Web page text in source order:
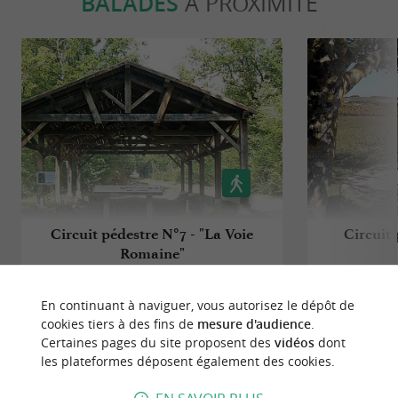
Circuit pédestre N°7 - "La Voie
Romaine"
Circuit
En continuant à naviguer, vous autorisez le dépôt de
cookies tiers à des fins de mesure d'audience.
Certaines pages du site proposent des vidéosdont
les plateformes déposent également des cookies.